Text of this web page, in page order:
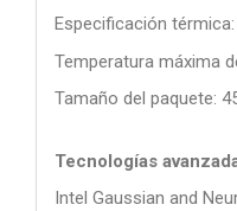
Especificación térmica:
Temperatura máxima
Tamaño del paquete:
Tecnologías
Intel Gaussian and